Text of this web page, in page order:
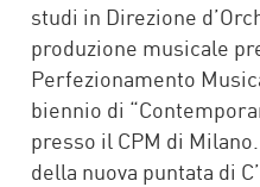
studi in Direzione
produzione musicale
Perfezionamento
biennio di
presso il CPM di
della nuova puntata di